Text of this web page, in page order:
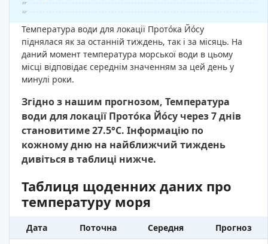
22°
23°
Температура води для локації Прото́ка Йо́су
піднялася як за останній тиждень, так і за місяць. На
даний момент температура морської води в цьому
місці відповідає середнім значенням за цей день у
минулі роки.
Згідно з нашим прогнозом, Температура
води для локації Прото́ка Йо́су через 7 днів
становитиме 27.5°C. Інформацію по
кожному дню на найближчий тиждень
дивіться в таблиці нижче.
Таблиця щоденних даних про
температуру моря
Дата Поточна Середня
Прогноз